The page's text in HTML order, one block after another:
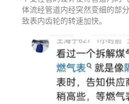
体流经管道内经突然变细的部
致表内齿轮的转速加快。